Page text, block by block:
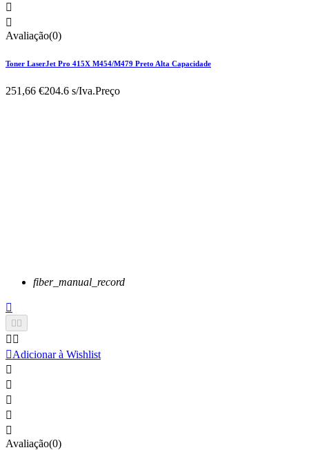


Avaliação(0)
Toner LaserJet Pro 415X M454/M479 Preto Alta Capacidade
251,66 €204.6 s/Iva.Preço
fiber_manual_record

 
 
Adicionar à Wishlist





Avaliação(0)